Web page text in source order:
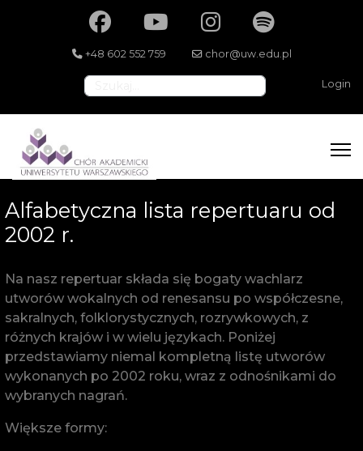
+48 602 552 759 chor@uw.edu.pl
Login
Szukaj
Alfabetyczna lista repertuaru od
2002 r.
Na nasz repertuar składa się bogaty wachlarz
utworów wokalnych od renesansu po współczesne,
sakralnych, folklorystycznych, rozrywkowych, z
różnych krajów i w wielu językach. Poniżej
przedstawiamy niemal kompletną listę utworów
wykonanych po 2002 roku, wraz z odnośnikami do
wybranych nagrań.
Większe formy: